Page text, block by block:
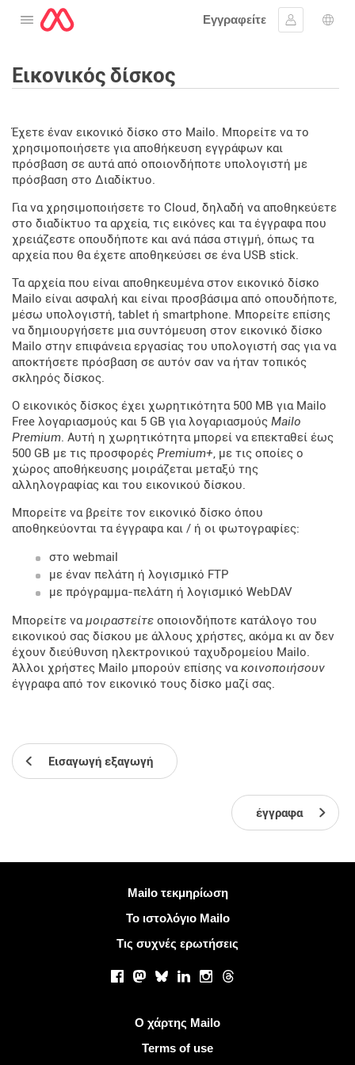
Ανοίξτε το μενού
Εγγραφείτε
Συνδεθείτε
Εικονικός δίσκος
Έχετε έναν εικονικό δίσκο στο Mailo. Μπορείτε να το
χρησιμοποιήσετε για αποθήκευση εγγράφων και
πρόσβαση σε αυτά από οποιονδήποτε υπολογιστή με
πρόσβαση στο Διαδίκτυο.
Για να χρησιμοποιήσετε το Cloud, δηλαδή να αποθηκεύετε
στο διαδίκτυο τα αρχεία, τις εικόνες και τα έγγραφα που
χρειάζεστε οπουδήποτε και ανά πάσα στιγμή, όπως τα
αρχεία που θα έχετε αποθηκεύσει σε ένα USB stick.
Τα αρχεία που είναι αποθηκευμένα στον εικονικό δίσκο
Mailo είναι ασφαλή και είναι προσβάσιμα από οπουδήποτε,
μέσω υπολογιστή, tablet ή smartphone. Μπορείτε επίσης
να δημιουργήσετε μια συντόμευση στον εικονικό δίσκο
Mailo στην επιφάνεια εργασίας του υπολογιστή σας για να
αποκτήσετε πρόσβαση σε αυτόν σαν να ήταν τοπικός
σκληρός δίσκος.
Ο εικονικός δίσκος έχει χωρητικότητα 500 MB για Mailo
Free λογαριασμούς και 5 GB για λογαριασμούς Mailo
Premium. Αυτή η χωρητικότητα μπορεί να επεκταθεί έως
500 GB με τις προσφορές Premium+, με τις οποίες ο
χώρος αποθήκευσης μοιράζεται μεταξύ της
αλληλογραφίας και του εικονικού δίσκου.
Μπορείτε να βρείτε τον εικονικό δίσκο όπου
αποθηκεύονται τα έγγραφα και / ή οι φωτογραφίες:
στο webmail
με έναν πελάτη ή λογισμικό FTP
με πρόγραμμα-πελάτη ή λογισμικό WebDAV
Μπορείτε ναμοιραστείτε οποιονδήποτε κατάλογο του
εικονικού σας δίσκου με άλλους χρήστες, ακόμα κι αν δεν
έχουν διεύθυνση ηλεκτρονικού ταχυδρομείου Mailo.
Άλλοι χρήστες Mailo μπορούν επίσης νακοινοποιήσουν
έγγραφα από τον εικονικό τους δίσκο μαζί σας.
Εισαγωγή εξαγωγή
έγγραφα
Περισσότερες πληροφορίεςMailo τεκμηρίωση
Το ιστολόγιο Mailo
Τις συχνές ερωτήσεις
Facebook
Mastodon
BlueskyLinkedInInstagram
Threads
Ο χάρτης Mailo
Terms of use